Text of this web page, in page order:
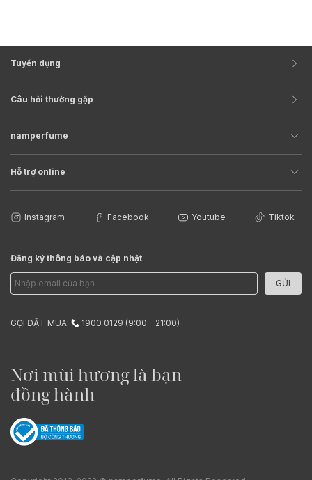
Tuyển dụng
Câu hỏi thường gặp
namperfume
Hỗ trợ online
Instagram Facebook Youtube Tiktok
Đăng ký thông báo và cập nhật
GỬI
GỌI ĐẶT MUA: 1900 0129 (9:00 - 21:00)
Nơi mùi hương là bạn
đồng hành